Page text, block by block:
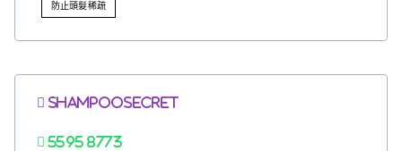
防止頭髮稀疏
Shampoosecret
5595 8773